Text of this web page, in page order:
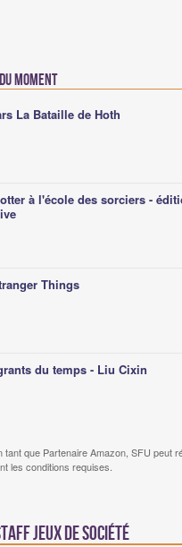
moment
La Bataille de Hoth
à l'école des sorciers -
Things
du temps - Liu Cixin
tant que Partenaire Amazon, SFU peut
les conditions requises.
Jeux de société